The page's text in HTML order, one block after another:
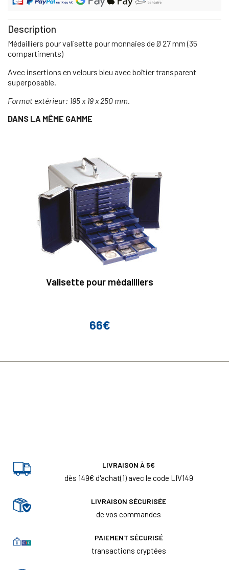
Description
Médailliers pour valisette pour monnaies de Ø 27 mm (35
compartiments)
Avec insertions en velours bleu avec boîtier transparent
superposable.
Format extérieur: 195 x 19 x 250 mm.
DANS LA MÊME GAMME
Valisette pour médailliers
Prix
66€
LIVRAISON À 5€
dès 149€ d'achat(1) avec le code LIV149
LIVRAISON SÉCURISÉE
de vos commandes
PAIEMENT SÉCURISÉ
transactions cryptées